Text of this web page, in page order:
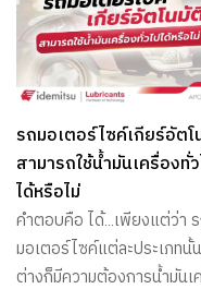
รถมอเตอร์ไซค์เกียร์อัตโ
สามารถใช้น้ำมันเครื่องทั่ว
ได้หรือไม่
คำตอบคือ ได้…เพียงแต่ว่า
มอเตอร์ไซค์แต่ละประเภทนั้น
ต่างก็มีความต้องการน้ำมันเ